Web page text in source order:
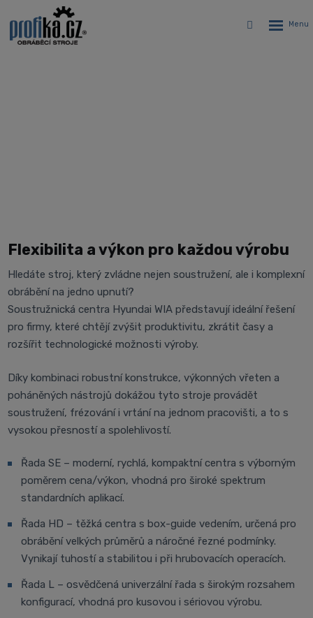
Vyhledávání
Flexibilita a výkon pro každou výrobu
Hledáte stroj, který zvládne nejen soustružení, ale i komplexní
obrábění na jedno upnutí?
Soustružnická centra Hyundai WIA představují ideální řešení
pro firmy, které chtějí zvýšit produktivitu, zkrátit časy a
rozšířit technologické možnosti výroby.
Díky kombinaci robustní konstrukce, výkonných vřeten a
poháněných nástrojů dokážou tyto stroje provádět
soustružení, frézování i vrtání na jednom pracovišti, a to s
vysokou přesností a spolehlivostí.
Řada SE – moderní, rychlá, kompaktní centra s výborným
poměrem cena/výkon, vhodná pro široké spektrum
standardních aplikací.
Řada HD – těžká centra s box-guide vedením, určená pro
obrábění velkých průměrů a náročné řezné podmínky.
Vynikají tuhostí a stabilitou i při hrubovacích operacích.
Řada L – osvědčená univerzální řada s širokým rozsahem
konfigurací, vhodná pro kusovou i sériovou výrobu.